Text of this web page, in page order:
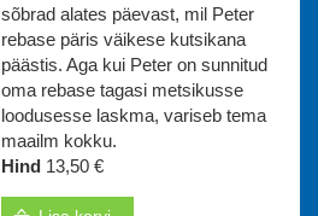
sõbrad alates päevast, mil Peter
rebase päris väikese kutsikana
päästis. Aga kui Peter on sunnitud
oma rebase tagasi metsikusse
loodusesse laskma, variseb tema
maailm kokku.
Hind 13,50 €